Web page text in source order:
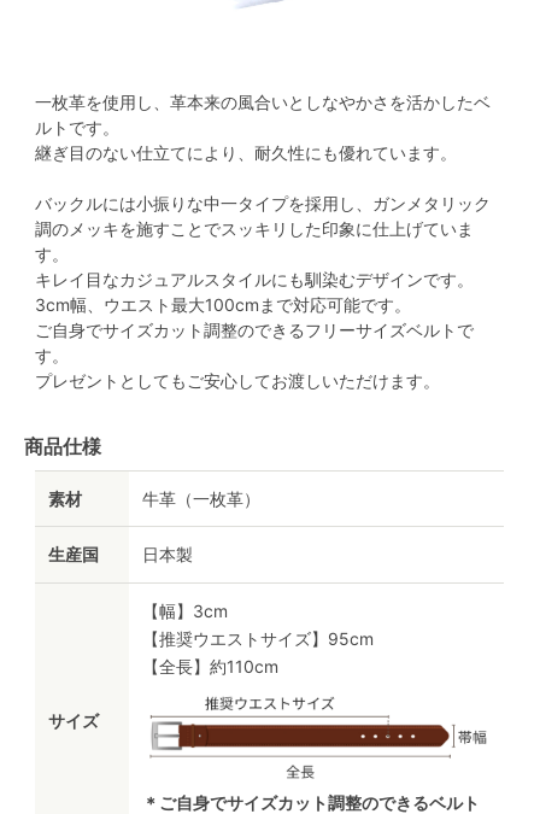
一枚革を使用し、革本来の風合いとしなやかさを活かしたベ
ルトです。
継ぎ目のない仕立てにより、耐久性にも優れています。
バックルには小振りな中一タイプを採用し、ガンメタリック
調のメッキを施すことでスッキリした印象に仕上げていま
す。
キレイ目なカジュアルスタイルにも馴染むデザインです。
3cm幅、ウエスト最大100cmまで対応可能です。
ご自身でサイズカット調整のできるフリーサイズベルトで
す。
プレゼントとしてもご安心してお渡しいただけます。
商品仕様
素材 牛革（一枚革）
生産国 日本製
サイズ
【幅】3cm
【推奨ウエストサイズ】95cm
【全長】約110cm
＊ご自身でサイズカット調整のできるベルト